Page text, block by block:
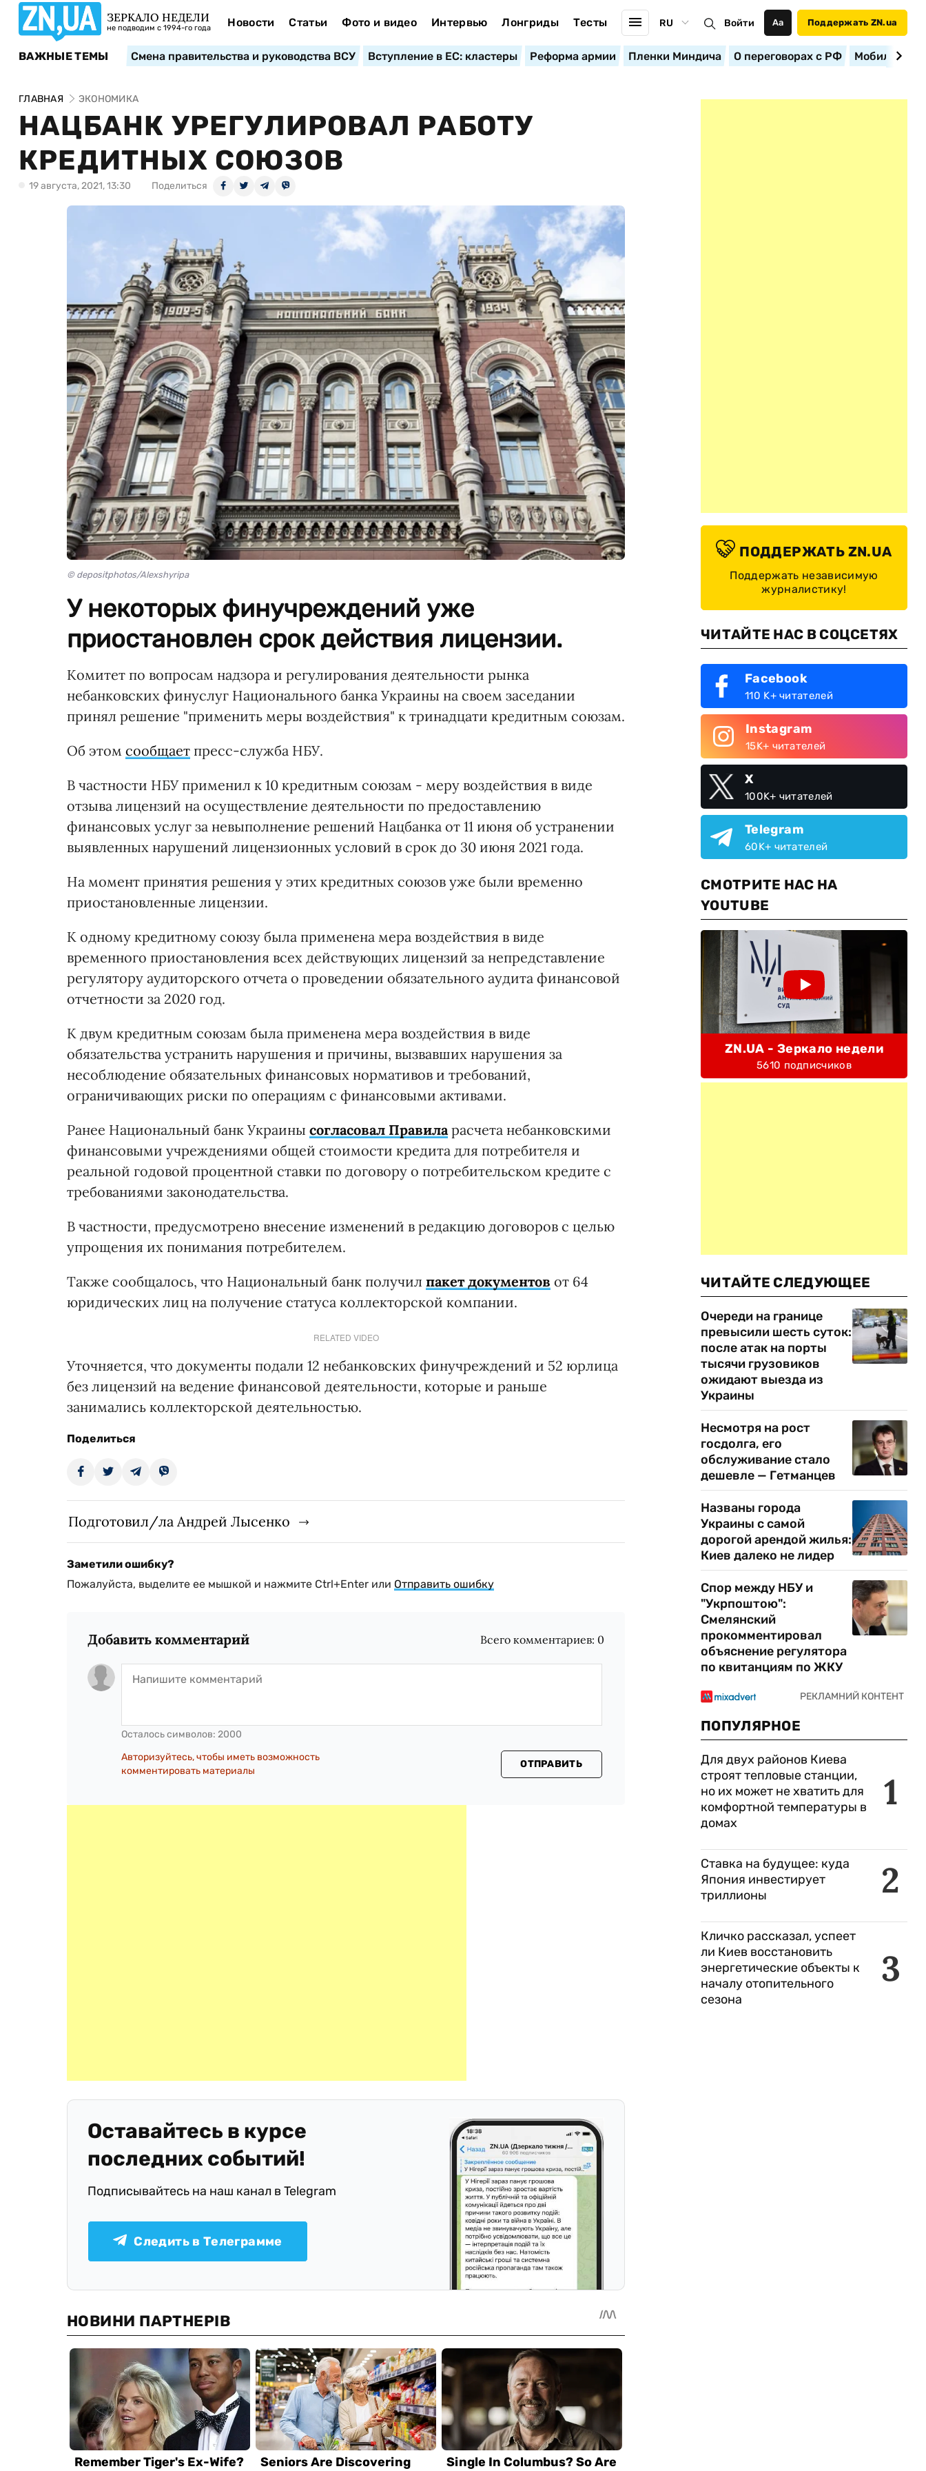
ЗЕРКАЛО НЕДЕЛИ
не подводим с 1994-го года Новости Статьи Фото и видео Интервью Лонгриды Тесты RU Войти Аа Поддержать ZN.ua
ВАЖНЫЕ ТЕМЫ Смена правительства и руководства ВСУ Вступление в ЕС: кластеры Реформа армии Пленки Миндича О переговорах с РФ
ГЛАВНАЯ ЭКОНОМИКА
НАЦБАНК УРЕГУЛИРОВАЛ РАБОТУ
КРЕДИТНЫХ СОЮЗОВ
19 августа, 2021, 13:30 Поделиться
© depositphotos/Alexshyripa
У некоторых финучреждений уже
приостановлен срок действия лицензии.
Комитет по вопросам надзора и регулирования деятельности рынка
небанковских финуслуг Национального банка Украины на своем заседании
принял решение "применить меры воздействия" к тринадцати кредитным союзам.
Об этом сообщает пресс-служба НБУ.
В частности НБУ применил к 10 кредитным союзам - меру воздействия в виде
отзыва лицензий на осуществление деятельности по предоставлению
финансовых услуг за невыполнение решений Нацбанка от 11 июня об устранении
выявленных нарушений лицензионных условий в срок до 30 июня 2021 года.
На момент принятия решения у этих кредитных союзов уже были временно
приостановленные лицензии.
К одному кредитному союзу была применена мера воздействия в виде
временного приостановления всех действующих лицензий за непредставление
регулятору аудиторского отчета о проведении обязательного аудита финансовой
отчетности за 2020 год.
К двум кредитным союзам была применена мера воздействия в виде
обязательства устранить нарушения и причины, вызвавших нарушения за
несоблюдение обязательных финансовых нормативов и требований,
ограничивающих риски по операциям с финансовыми активами.
Ранее Национальный банк Украины согласовал Правиларасчета небанковскими
финансовыми учреждениями общей стоимости кредита для потребителя и
реальной годовой процентной ставки по договору о потребительском кредите с
требованиями законодательства.
В частности, предусмотрено внесение изменений в редакцию договоров с целью
упрощения их понимания потребителем.
Также сообщалось, что Национальный банк получил пакет документов от 64
юридических лиц на получение статуса коллекторской компании.
RELATED VIDEO
Уточняется, что документы подали 12 небанковских финучреждений и 52 юрлица
без лицензий на ведение финансовой деятельности, которые и раньше
занимались коллекторской деятельностью.
Поделиться
Подготовил/ла Андрей Лысенко
Заметили ошибку?
Пожалуйста, выделите ее мышкой и нажмите Ctrl+Enter или Отправить ошибку
Добавить комментарий Всего комментариев: 0
Осталось символов: 2000
Авторизуйтесь, чтобы иметь возможность
комментировать материалы
ОТПРАВИТЬ
Оставайтесь в курсе
последних событий!
Подписывайтесь на наш канал в Telegram
Следить в Телеграмме
ПОДДЕРЖАТЬ ZN.UA
Поддержать независимую
журналистику!
ЧИТАЙТЕ НАС В СОЦСЕТЯХ
Facebook
110 K+ читателей
Instagram
15K+ читателей
X
100K+ читателей
Telegram
60K+ читателей
СМОТРИТЕ НАС НА
YOUTUBE
ZN.UA - Зеркало недели
5610 подписчиков
ЧИТАЙТЕ СЛЕДУЮЩЕЕ
Очереди на границе
превысили шесть суток:
после атак на порты
тысячи грузовиков
ожидают выезда из
Украины
Несмотря на рост
госдолга, его
обслуживание стало
дешевле — Гетманцев
Названы города
Украины с самой
дорогой арендой жилья:
Киев далеко не лидер
Спор между НБУ и
"Укрпоштою":
Смелянский
прокомментировал
объяснение регулятора
по квитанциям по ЖКУ
ПОПУЛЯРНОЕ
1
Для двух районов Киева
строят тепловые станции,
но их может не хватить для
комфортной температуры в
домах
2
Ставка на будущее: куда
Япония инвестирует
триллионы
3
Кличко рассказал, успеет
ли Киев восстановить
энергетические объекты к
началу отопительного
сезона